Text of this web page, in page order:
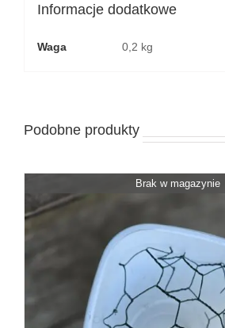
Informacje dodatkowe
Waga 0,2 kg
Podobne produkty
Brak w magazynie